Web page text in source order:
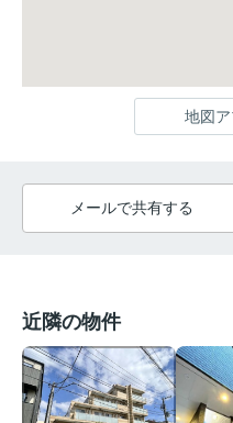
地図
メールで共有する
近隣の物件